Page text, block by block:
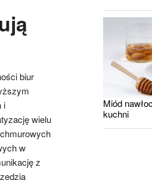
biur
i
wielu
w
z
Miód
kuchni